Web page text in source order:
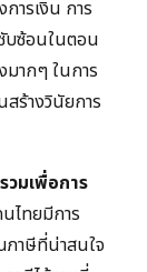
ารเงิน การ
ซับซ้อนในตอน
ากๆ ในการ
ร้างวินัยการ
วมเพื่อการ
ไทยมีการ
ภาษีที่น่าสนใจ